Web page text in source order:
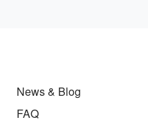
News & Blog
FAQ